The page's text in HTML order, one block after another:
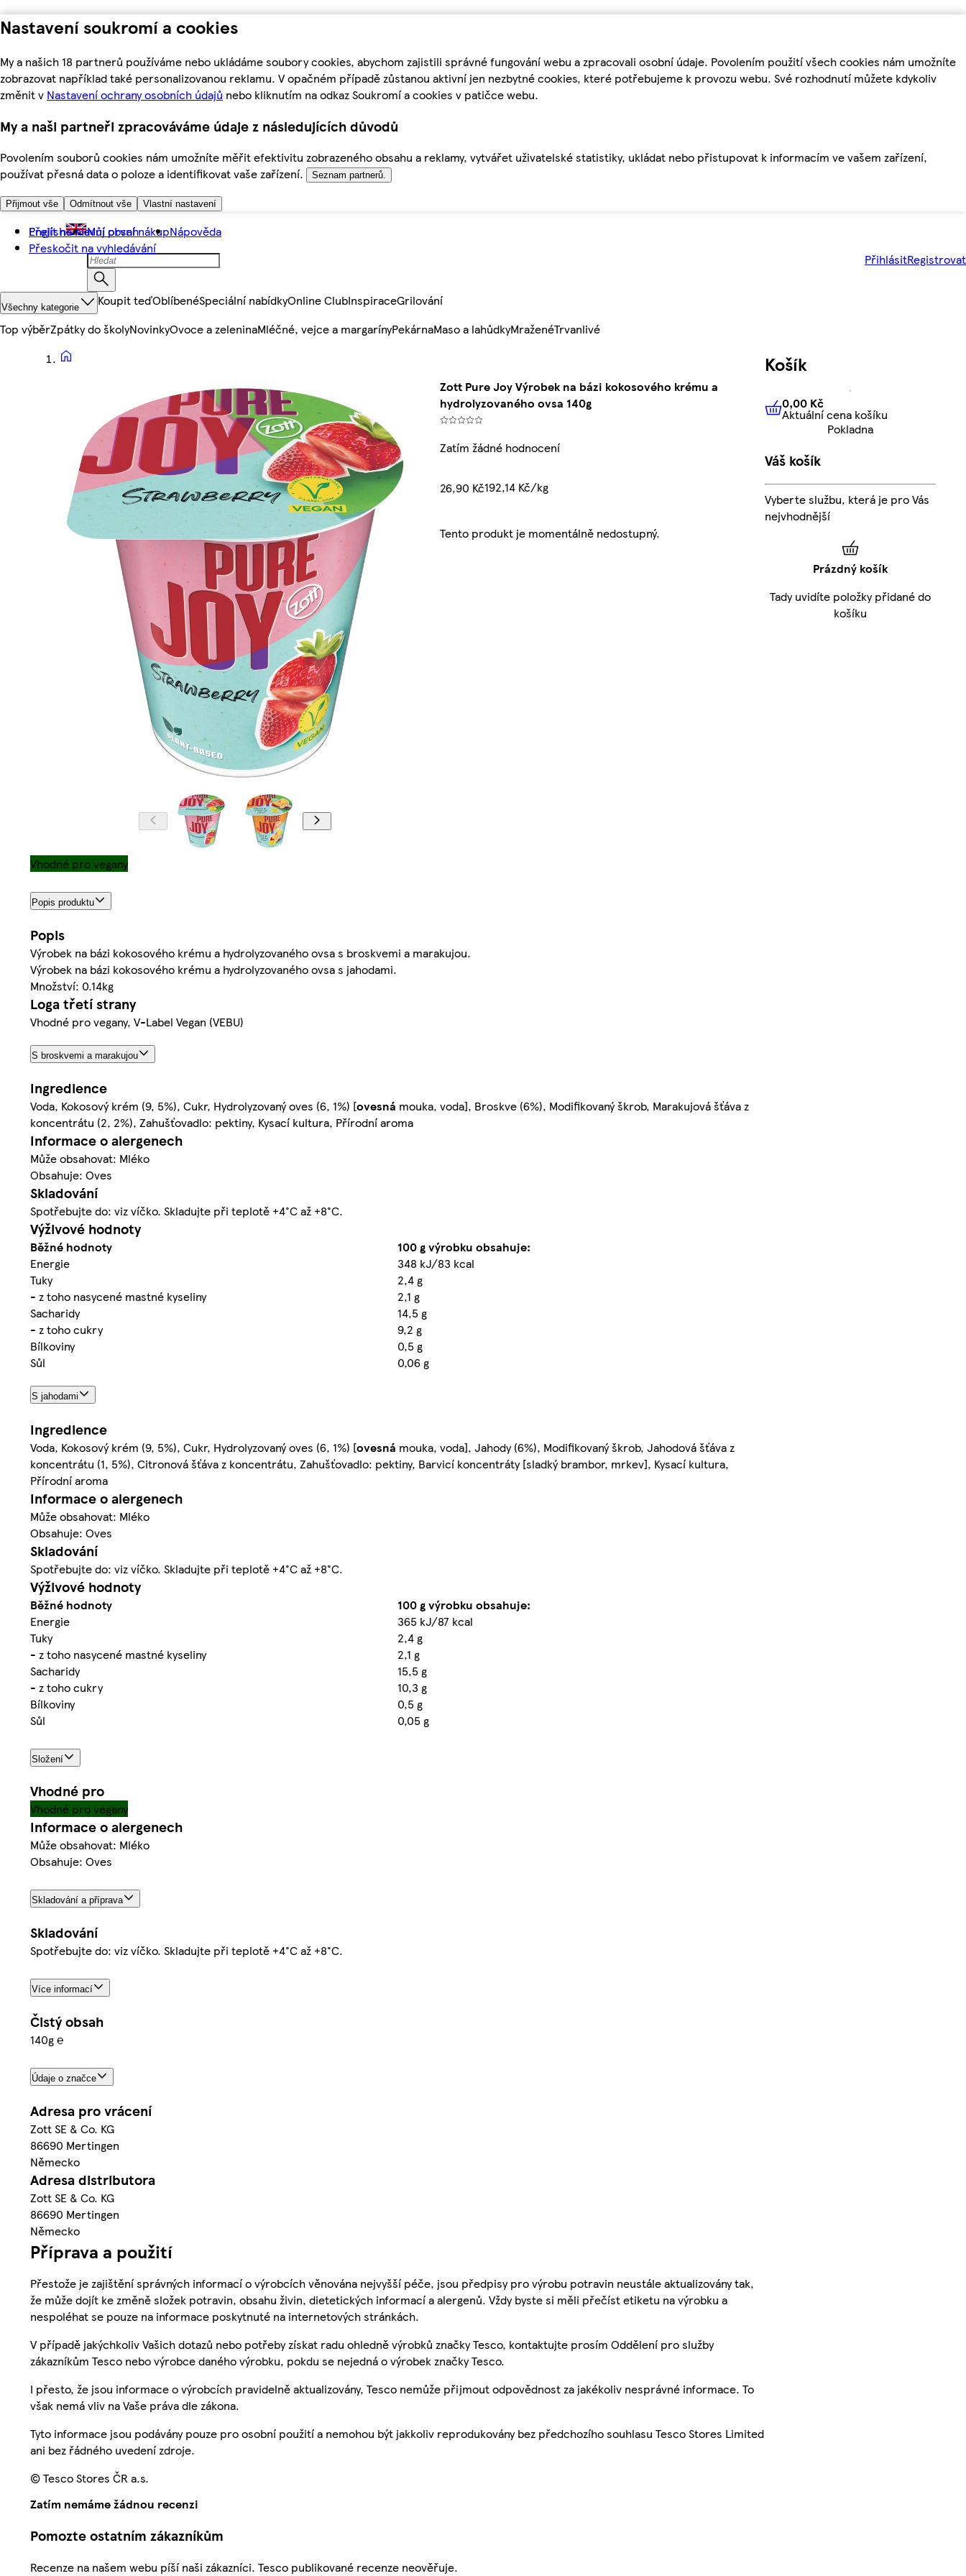
Nastavení soukromí a cookies
My a našich 18 partnerů používáme nebo ukládáme soubory cookies, abychom zajistili správné fungování webu a zpracovali osobní údaje. Povolením použití všech cookies nám umožníte
zobrazovat například také personalizovanou reklamu. V opačném případě zůstanou aktivní jen nezbytné cookies, které potřebujeme k provozu webu. Své rozhodnutí můžete kdykoliv
změnit v Nastavení ochrany osobních údajů nebo kliknutím na odkaz Soukromí a cookies v patičce webu.
My a naši partneři zpracováváme údaje z následujících důvodů
Povolením souborů cookies nám umožníte měřit efektivitu zobrazeného obsahu a reklamy, vytvářet uživatelské statistiky, ukládat nebo přistupovat k informacím ve vašem zařízení,
používat přesná data o poloze a identifikovat vaše zařízení.
Seznam partnerů.
Přijmout vše Odmítnout vše Vlastní nastavení
Přejít na hlavní obsah
Přeskočit na vyhledávání
English Můj první nákupNápověda
PřihlásitRegistrovat
Všechny kategorie Koupit teďOblíbenéSpeciální nabídkyOnline ClubInspiraceGrilování
Top výběrZpátky do školyNovinkyOvoce a zeleninaMléčné, vejce a margarínyPekárnaMaso a lahůdkyMraženéTrvanlivé
Zott Pure Joy Výrobek na bázi kokosového krému a
hydrolyzovaného ovsa 140g
Zatím žádné hodnocení
26,90 Kč192,14 Kč/kg
Tento produkt je momentálně nedostupný.
Vhodné pro vegany
Popis produktu
Popis
Výrobek na bázi kokosového krému a hydrolyzovaného ovsa s broskvemi a marakujou.
Výrobek na bázi kokosového krému a hydrolyzovaného ovsa s jahodami.
Množství: 0.14kg
Loga třetí strany
Vhodné pro vegany, V-Label Vegan (VEBU)
S broskvemi a marakujou
Ingredience
Voda, Kokosový krém (9, 5%), Cukr, Hydrolyzovaný oves (6, 1%) [ovesná mouka, voda], Broskve (6%), Modifikovaný škrob, Marakujová šťáva z
koncentrátu (2, 2%), Zahušťovadlo: pektiny, Kysací kultura, Přírodní aroma
Informace o alergenech
Může obsahovat: Mléko
Obsahuje: Oves
Skladování
Spotřebujte do: viz víčko. Skladujte při teplotě +4°C až +8°C.
Výživové hodnoty
Běžné hodnoty
100 g výrobku obsahuje:
Energie
348 kJ/83 kcal
Tuky
2,4 g
- z toho nasycené mastné kyseliny
2,1 g
Sacharidy
14,5 g
- z toho cukry
9,2 g
Bílkoviny
0,5 g
Sůl
0,06 g
S jahodami
Ingredience
Voda, Kokosový krém (9, 5%), Cukr, Hydrolyzovaný oves (6, 1%) [ovesná mouka, voda], Jahody (6%), Modifikovaný škrob, Jahodová šťáva z
koncentrátu (1, 5%), Citronová šťáva z koncentrátu, Zahušťovadlo: pektiny, Barvicí koncentráty [sladký brambor, mrkev], Kysací kultura,
Přírodní aroma
Informace o alergenech
Může obsahovat: Mléko
Obsahuje: Oves
Skladování
Spotřebujte do: viz víčko. Skladujte při teplotě +4°C až +8°C.
Výživové hodnoty
Běžné hodnoty
100 g výrobku obsahuje:
Energie
365 kJ/87 kcal
Tuky
2,4 g
- z toho nasycené mastné kyseliny
2,1 g
Sacharidy
15,5 g
- z toho cukry
10,3 g
Bílkoviny
0,5 g
Sůl
0,05 g
Složení
Vhodné pro
Vhodné pro vegany
Informace o alergenech
Může obsahovat: Mléko
Obsahuje: Oves
Skladování a příprava
Skladování
Spotřebujte do: viz víčko. Skladujte při teplotě +4°C až +8°C.
Více informací
Čistý obsah
140g ℮
Údaje o značce
Adresa pro vrácení
Zott SE & Co. KG
86690 Mertingen
Německo
Adresa distributora
Zott SE & Co. KG
86690 Mertingen
Německo
Příprava a použití
Přestože je zajištění správných informací o výrobcích věnována nejvyšší péče, jsou předpisy pro výrobu potravin neustále aktualizovány tak,
že může dojít ke změně složek potravin, obsahu živin, dietetických informací a alergenů. Vždy byste si měli přečíst etiketu na výrobku a
nespoléhat se pouze na informace poskytnuté na internetových stránkách.
V případě jakýchkoliv Vašich dotazů nebo potřeby získat radu ohledně výrobků značky Tesco, kontaktujte prosím Oddělení pro služby
zákazníkům Tesco nebo výrobce daného výrobku, pokdu se nejedná o výrobek značky Tesco.
I přesto, že jsou informace o výrobcích pravidelně aktualizovány, Tesco nemůže přijmout odpovědnost za jakékoliv nesprávné informace. To
však nemá vliv na Vaše práva dle zákona.
Tyto informace jsou podávány pouze pro osobní použití a nemohou být jakkoliv reprodukovány bez předchozího souhlasu Tesco Stores Limited
ani bez řádného uvedení zdroje.
© Tesco Stores ČR a.s.
Zatím nemáme žádnou recenzi
Pomozte ostatním zákazníkům
Recenze na našem webu píší naši zákazníci. Tesco publikované recenze neověřuje.
Košík
0,00 KčAktuální cena košíku
0,00 Kč
Aktuální cena košíku
Pokladna
Váš košík
Vyberte službu, která je pro Vás
nejvhodnější
Prázdný košík
Tady uvidíte položky přidané do
košíku